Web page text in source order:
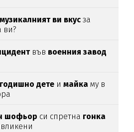
ви вкус за
ви?
във военния завод
дете имайкаму в
шофьор си спретна гонка